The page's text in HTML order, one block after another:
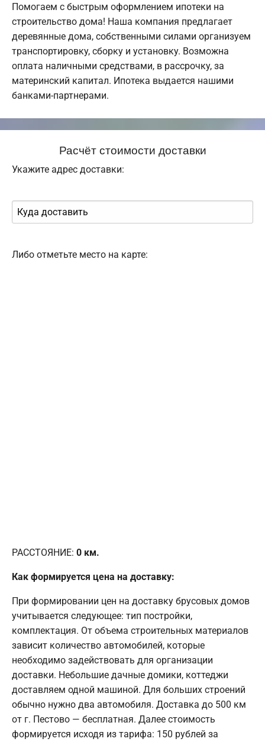
Помогаем с быстрым оформлением ипотеки на
строительство дома! Наша компания предлагает
деревянные дома, собственными силами организуем
транспортировку, сборку и установку. Возможна
оплата наличными средствами, в рассрочку, за
материнский капитал. Ипотека выдается нашими
банками-партнерами.
Расчёт стоимости доставки
Укажите адрес доставки:
Либо отметьте место на карте:
РАССТОЯНИЕ: 0 км.
Как формируется цена на доставку:
При формировании цен на доставку брусовых домов
учитывается следующее: тип постройки,
комплектация. От объема строительных материалов
зависит количество автомобилей, которые
необходимо задействовать для организации
доставки. Небольшие дачные домики, коттеджи
доставляем одной машиной. Для больших строений
обычно нужно два автомобиля. Доставка до 500 км
от г. Пестово — бесплатная. Далее стоимость
формируется исходя из тарифа: 150 рублей за